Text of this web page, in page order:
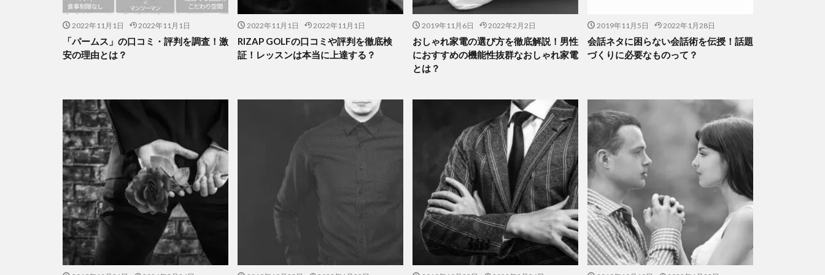
2022年11月1日 2022年11月1日
「パームス」の口コミ・評判を調査！激
安の理由とは？
2022年11月1日 2022年11月1日
RIZAP GOLFの口コミや評判を徹底検
証！レッスンは本当に上達する？
2019年11月6日 2022年2月2日
おしゃれ家電の選び方を徹底解説！男性
におすすめの機能性抜群なおしゃれ家電
とは？
2019年11月5日 2022年1月28日
会話ネタに困らない会話術を伝授！話題
づくりに必要なものって？